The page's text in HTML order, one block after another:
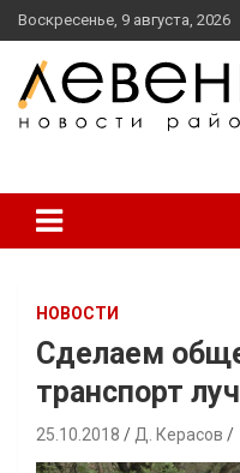
перейти
к
содержанию
Воскресенье, 9 августа, 2026
НОВОСТИ
Сделаем
транспорт
25.10.2018 Д. Керасов